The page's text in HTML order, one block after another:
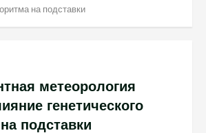
на подставки
метеорология
генетического
подставки